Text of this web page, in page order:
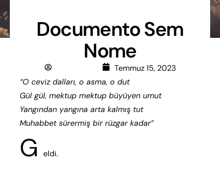
Documento Sem
Nome
Temmuz 15, 2023
“O ceviz dalları, o asma, o dut
Gül gül, mektup mektup büyüyen umut
Yangından yangına arta kalmış tut
Muhabbet sürermiş bir rüzgar kadar”
G
eldi.